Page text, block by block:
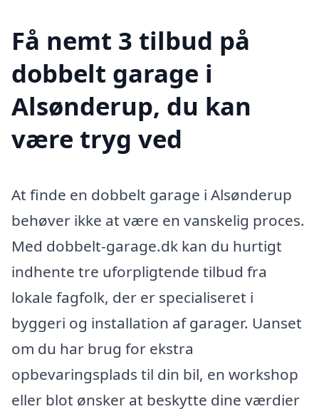
Få nemt 3 tilbud på
dobbelt garage i
Alsønderup, du kan
være tryg ved
At finde en dobbelt garage i Alsønderup
behøver ikke at være en vanskelig proces.
Med dobbelt-garage.dk kan du hurtigt
indhente tre uforpligtende tilbud fra
lokale fagfolk, der er specialiseret i
byggeri og installation af garager. Uanset
om du har brug for ekstra
opbevaringsplads til din bil, en workshop
eller blot ønsker at beskytte dine værdier